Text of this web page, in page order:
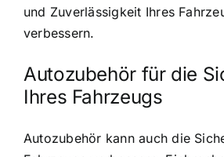
und Zuverlässigkeit Ihres
verbessern.
Autozubehör für die
Ihres Fahrzeugs
Autozubehör kann auch die